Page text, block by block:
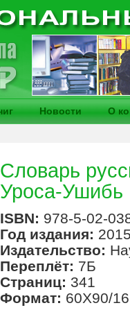
Новости О
Словарь
Уроса-Ушибь
ISBN: 978-5-02-
Год издания:
Издательство:
Переплёт: 7Б
Страниц: 341
Формат: 60Х90/16